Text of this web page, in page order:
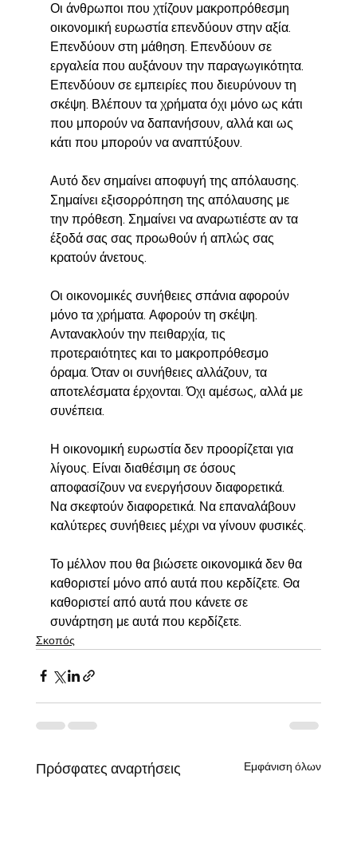
Οι άνθρωποι που χτίζουν μακροπρόθεσμη
οικονομική ευρωστία επενδύουν στην αξία.
Επενδύουν στη μάθηση. Επενδύουν σε
εργαλεία που αυξάνουν την παραγωγικότητα.
Επενδύουν σε εμπειρίες που διευρύνουν τη
σκέψη. Βλέπουν τα χρήματα όχι μόνο ως κάτι
που μπορούν να δαπανήσουν, αλλά και ως
κάτι που μπορούν να αναπτύξουν.
Αυτό δεν σημαίνει αποφυγή της απόλαυσης.
Σημαίνει εξισορρόπηση της απόλαυσης με
την πρόθεση. Σημαίνει να αναρωτιέστε αν τα
έξοδά σας σας προωθούν ή απλώς σας
κρατούν άνετους.
Οι οικονομικές συνήθειες σπάνια αφορούν
μόνο τα χρήματα. Αφορούν τη σκέψη.
Αντανακλούν την πειθαρχία, τις
προτεραιότητες και το μακροπρόθεσμο
όραμα. Όταν οι συνήθειες αλλάζουν, τα
αποτελέσματα έρχονται. Όχι αμέσως, αλλά με
συνέπεια.
Η οικονομική ευρωστία δεν προορίζεται για
λίγους. Είναι διαθέσιμη σε όσους
αποφασίζουν να ενεργήσουν διαφορετικά.
Να σκεφτούν διαφορετικά. Να επαναλάβουν
καλύτερες συνήθειες μέχρι να γίνουν φυσικές.
Το μέλλον που θα βιώσετε οικονομικά δεν θα
καθοριστεί μόνο από αυτά που κερδίζετε. Θα
καθοριστεί από αυτά που κάνετε σε
συνάρτηση με αυτά που κερδίζετε.
Σκοπός
Πρόσφατες αναρτήσεις Εμφάνιση όλων